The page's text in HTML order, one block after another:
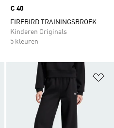
Price
€ 40
FIREBIRD TRAININGSBROEK
Kinderen Originals
5 kleuren
Op verlanglijst zetten